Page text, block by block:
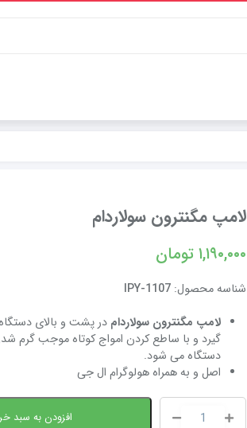
لامپ مگنترون سولاردام
۱,۱۹۰,۰۰۰ تومان
شناسه محصول:IPY-1107
لامپ مگنترون سولاردام در پشت و بالای
گیرد و با ساطع کردن امواج کوتاه موجب گرم
دستگاه می شود.
اصل و به همراه هولوگرام ال جی
افزودن به سبد